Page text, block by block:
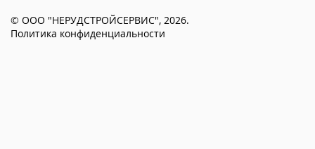
© ООО "НЕРУДСТРОЙСЕРВИС", 2026.
Политика конфиденциальности